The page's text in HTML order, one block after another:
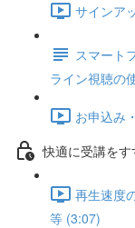
サインア
スマート
ライン視聴の
お申込み
快適に受講を
再生速度
等 (3:07)